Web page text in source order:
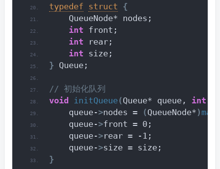
typedef struct {
    QueueNode* nodes;
int front;
int rear;
int size;
} Queue;
// 初始化队列
void
initQueue(Queue* queue, int
    queue-
>nodes = (QueueNode* )
    queue-
>front = 0;
    queue-
>rear = -1;
    queue-
>size = size;
}